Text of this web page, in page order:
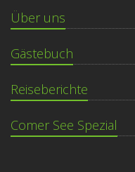
Über uns
Gästebuch
Reiseberichte
Comer See Spezial